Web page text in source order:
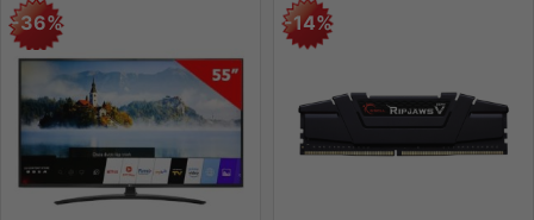
-36% -14%